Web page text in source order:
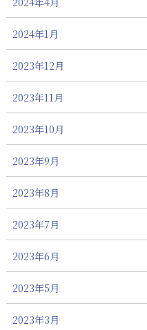
2024年1月
2023年12月
2023年11月
2023年10月
2023年9月
2023年8月
2023年7月
2023年6月
2023年5月
2023年3月